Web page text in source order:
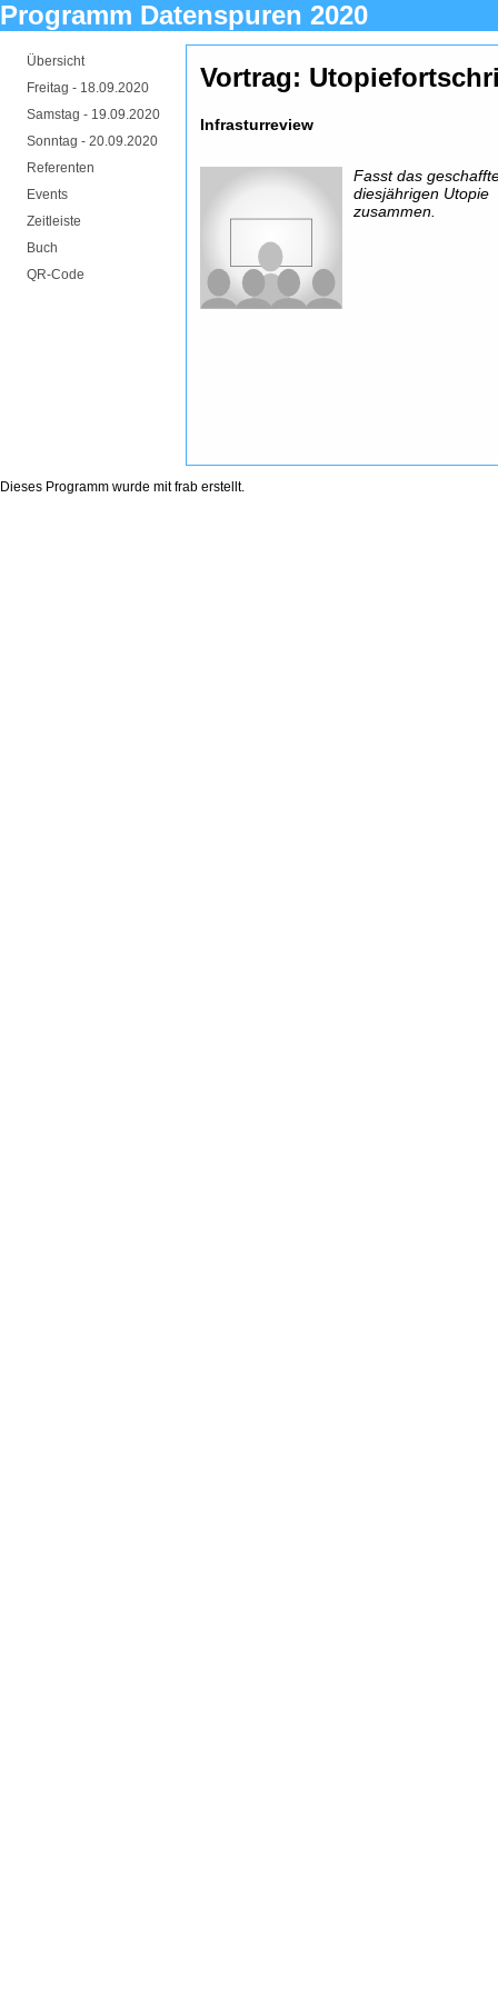
Programm Datenspuren 2020
Übersicht
Freitag - 18.09.2020
Samstag - 19.09.2020
Sonntag - 20.09.2020
Referenten
Events
Zeitleiste
Buch
QR-Code
Vortrag:
Infrasturreview
Fasst das
diesjährigen Utopie
zusammen.
Dieses Programm wurde mitfrab erstellt.